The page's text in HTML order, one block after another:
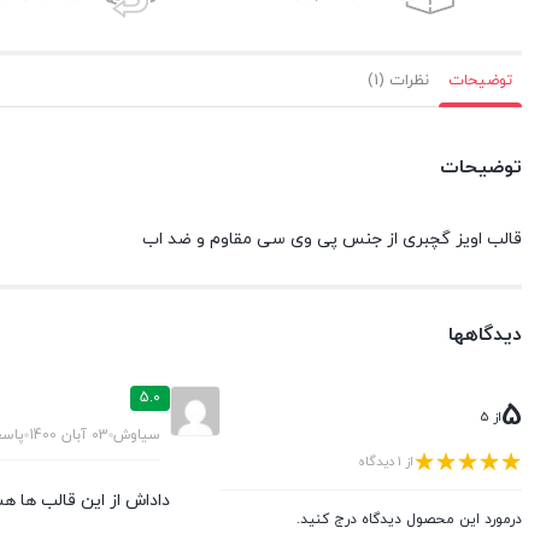
توضیحات نظرات (1)
توضیحات
قالب اویز گچبری از جنس پی وی سی مقاوم و ضد اب
دیدگاهها
5از 5
از 1 دیدگاه
درمورد این محصول دیدگاه درج کنید.
5.0
سیاوش 03 آبان 1400
داداش از این قالب ها